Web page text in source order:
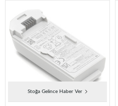
Stoğa Gelince Haber Ver